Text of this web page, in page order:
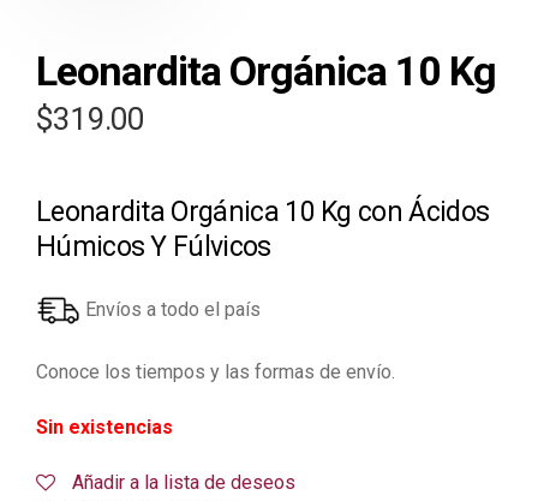
Leonardita Orgánica 10 Kg
$319.00
Leonardita Orgánica 10 Kg con Ácidos
Húmicos Y Fúlvicos
Envíos a todo el país
Conoce los tiempos y las formas de envío.
Sin existencias
Añadir a la lista de deseos